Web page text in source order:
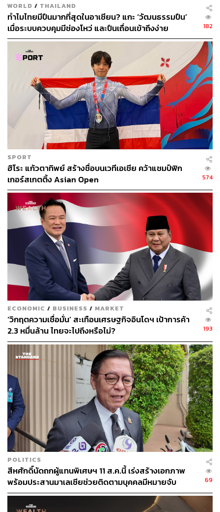
TAGS: ฟิลิปปินส์ อินโดนีเซีย Indonesia
Philippines
ดอกเบี้ย
64
ABOUT THE AUTHOR
วาราดา ทองจำนงค์
Content Creator สำนักข่าว THE
STANDARD WEALTH
WORLD / THAILAND
ทำไมไทยมีปืนมากที่สุดในอาเซียน? แกะ ‘วัฒนธรรมปืน’
เมื่อระบบควบคุมมีช่องโหว่ และปืนเถื่อนเข้าถึงง่าย
182
SPORT
ฮิโระ แก้วตาทิพย์ สร้างชื่อบนเวทีเอเชีย คว้าแชมป์ฟิก
เกอร์สเกตติ้ง Asian Open
574
ECONOMIC / BUSINESS / MARKET
‘วิกฤตความเชื่อมั่น’ สะเทือนเศรษฐกิจอินโดฯ เป้าการค้า
2.3 หมื่นล้าน ไทยจะไปถึงหรือไม่?
193
POLITICS
สีหศักดิ์นัดถกผู้แทนพิเศษฯ 11 ส.ค.นี้ เร่งสร้างเอกภาพ
พร้อมประสานมาเลเซียช่วยติดตามบุคคลมีหมายจับ
69